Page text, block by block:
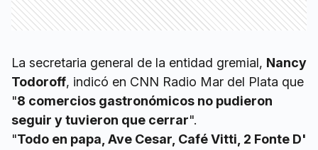
La secretaria general de la entidad gremial, Nancy
Todoroff, indicó en CNN Radio Mar del Plata que
"8 comercios gastronómicos no pudieron
seguir y tuvieron que cerrar".
"Todo en papa, Ave Cesar, Café Vitti, 2 Fonte D'